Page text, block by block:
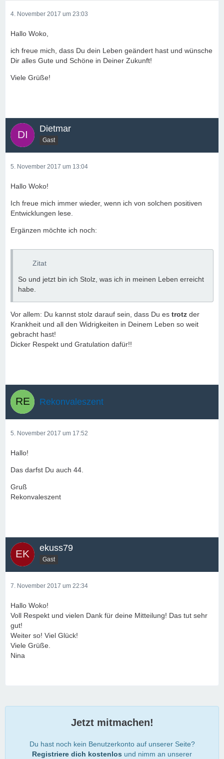
4. November 2017 um 23:03
Hallo Woko,
ich freue mich, dass Du dein Leben geändert hast und wünsche
Dir alles Gute und Schöne in Deiner Zukunft!
Viele Grüße!
Dietmar
Gast
5. November 2017 um 13:04
Hallo Woko!
Ich freue mich immer wieder, wenn ich von solchen positiven
Entwicklungen lese.
Ergänzen möchte ich noch:
Zitat
So und jetzt bin ich Stolz, was ich in meinen Leben erreicht
habe.
Vor allem: Du kannst stolz darauf sein, dass Du es trotz der
Krankheit und all den Widrigkeiten in Deinem Leben so weit
gebracht hast!
Dicker Respekt und Gratulation dafür!!
Rekonvaleszent
5. November 2017 um 17:52
Hallo!
Das darfst Du auch 44.
Gruß
Rekonvaleszent
ekuss79
Gast
7. November 2017 um 22:34
Hallo Woko!
Voll Respekt und vielen Dank für deine Mitteilung! Das tut sehr
gut!
Weiter so! Viel Glück!
Viele Grüße.
Nina
Jetzt mitmachen!
Du hast noch kein Benutzerkonto auf unserer Seite?
Registriere dich kostenlos und nimm an unserer